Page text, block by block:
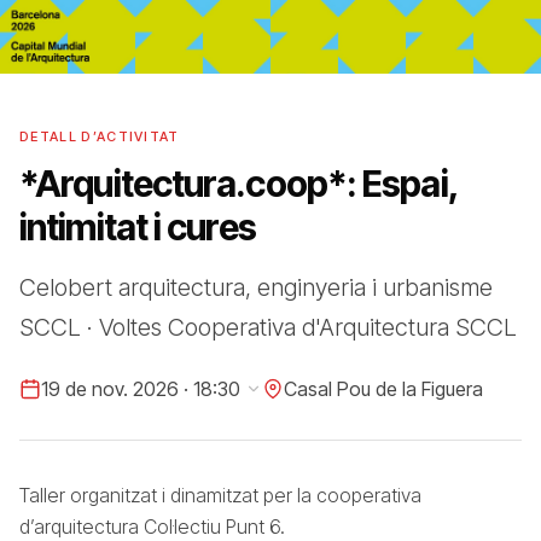
DETALL D’ACTIVITAT
*Arquitectura.coop*: Espai,
intimitat i cures
Celobert arquitectura, enginyeria i urbanisme
SCCL · Voltes Cooperativa d'Arquitectura SCCL
19 de nov. 2026 · 18:30 Casal Pou de la Figuera
Taller organitzat i dinamitzat per la cooperativa
d’arquitectura Col·lectiu Punt 6.